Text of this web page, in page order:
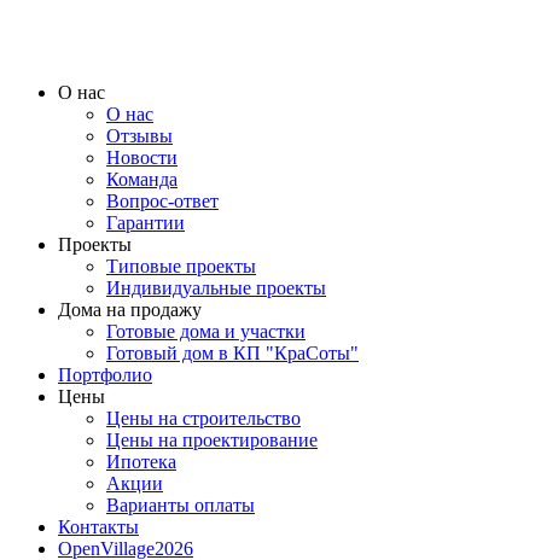
О нас
О нас
Отзывы
Новости
Команда
Вопрос-ответ
Гарантии
Проекты
Типовые проекты
Индивидуальные проекты
Дома на продажу
Готовые дома и участки
Готовый дом в КП "КраСоты"
Портфолио
Цены
Цены на строительство
Цены на проектирование
Ипотека
Акции
Варианты оплаты
Контакты
OpenVillage2026